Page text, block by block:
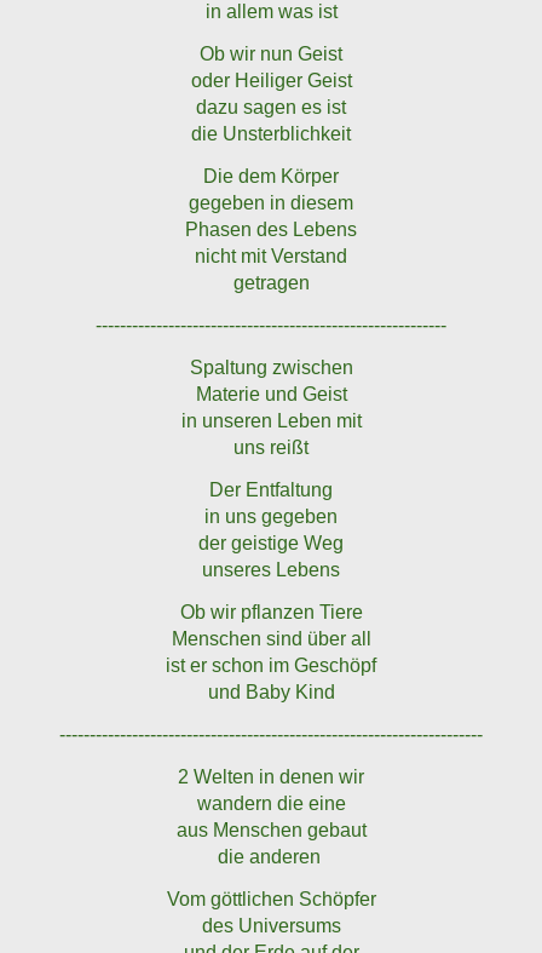
in allem was ist
Ob wir nun Geist
oder Heiliger Geist
dazu sagen es ist
die Unsterblichkeit
Die dem Körper
gegeben in diesem
Phasen des Lebens
nicht mit Verstand
getragen
----------------------------------------------------------
Spaltung zwischen
Materie und Geist
in unseren Leben mit
uns reißt
Der Entfaltung
in uns gegeben
der geistige Weg
unseres Lebens
Ob wir pflanzen Tiere
Menschen sind über all
ist er schon im Geschöpf
und Baby Kind
----------------------------------------------------------------------
2 Welten in denen wir
wandern die eine
aus Menschen gebaut
die anderen
Vom göttlichen Schöpfer
des Universums